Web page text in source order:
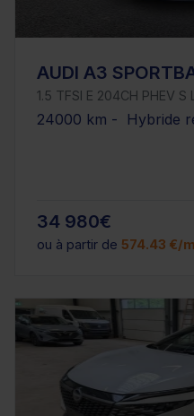
AUDI A3
1.5 TFSI E 204CH PHEV S
24000 km - Hybride
34 980€
ou à partir de 574.43 €/